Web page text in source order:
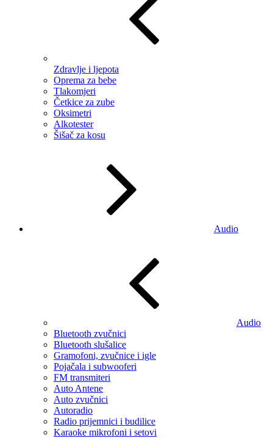
Zdravlje i ljepota
Oprema za bebe
Tlakomjeri
Četkice za zube
Oksimetri
Alkotester
Šišač za kosu
Audio
Audio
Bluetooth zvučnici
Bluetooth slušalice
Gramofoni, zvučnice i igle
Pojačala i subwooferi
FM transmiteri
Auto Antene
Auto zvučnici
Autoradio
Radio prijemnici i budilice
Karaoke mikrofoni i setovi